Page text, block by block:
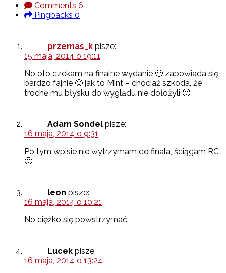
Comments 6
Pingbacks 0
przemas_k pisze:
15 maja, 2014 o 19:11
No oto czekam na finalne wydanie 🙂 zapowiada się
bardzo fajnie 🙂 jak to Mint – chociaż szkoda, że
trochę mu błysku do wyglądu nie dołożyli 🙂
Adam Sondel pisze:
16 maja, 2014 o 9:31
Po tym wpisie nie wytrzymam do finala, ściągam RC
🙂
leon pisze:
16 maja, 2014 o 10:21
No ciężko się powstrzymać.
Lucek pisze:
16 maja, 2014 o 13:24